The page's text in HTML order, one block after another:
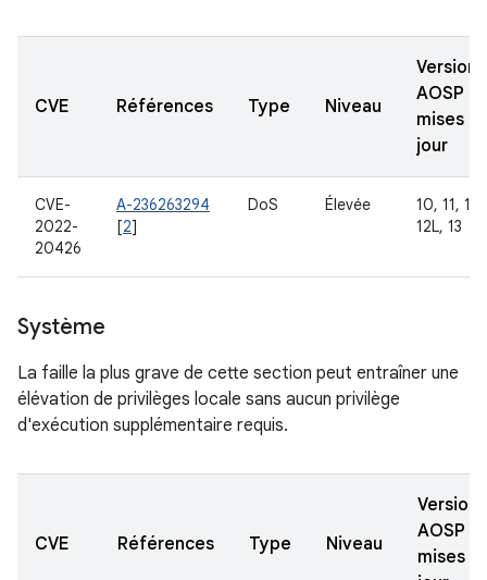
CVE Références Type Niveau
Versions
AOSP
mises à
jour
CVE-
2022-
20426
A-236263294
[2]
DoS Élevée
10, 11, 12,
12L, 13
Système
La faille la plus grave de cette section peut entraîner une
élévation de privilèges locale sans aucun privilège
d'exécution supplémentaire requis.
CVE Références Type Niveau
Versions
AOSP
mises à